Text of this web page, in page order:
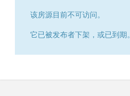
该房源目前不可访问。
它已被发布者下架，或已到期。